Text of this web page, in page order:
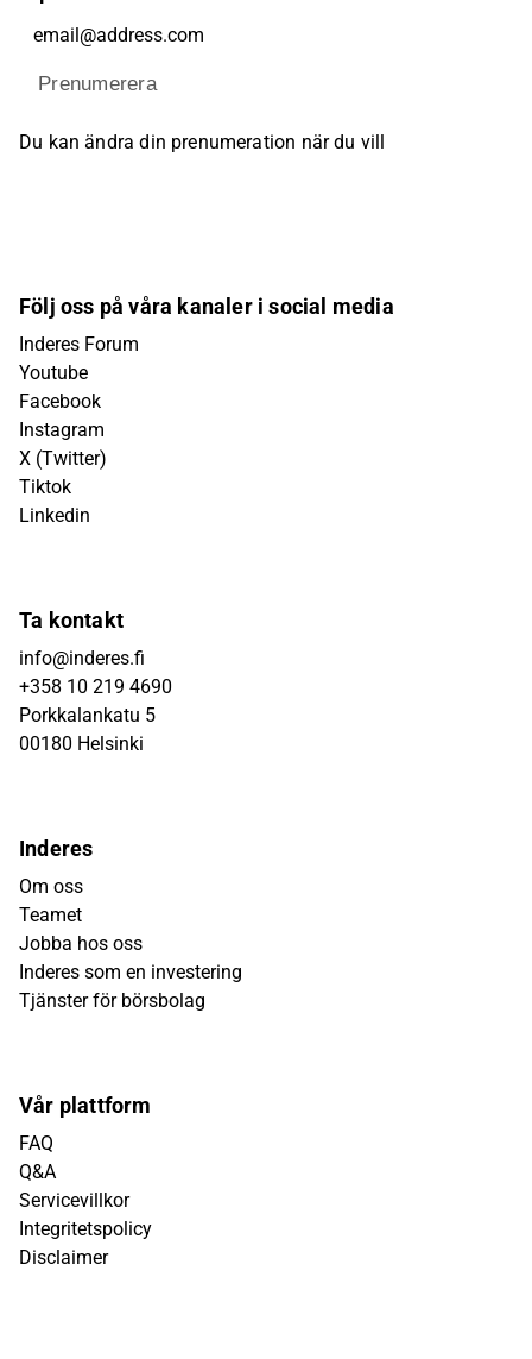
Prenumerera
Du kan ändra din prenumeration när du vill
Följ oss på våra kanaler i social media
Inderes Forum
Youtube
Facebook
Instagram
X (Twitter)
Tiktok
Linkedin
Ta kontakt
info@inderes.fi
+358 10 219 4690
Porkkalankatu 5
00180 Helsinki
Inderes
Om oss
Teamet
Jobba hos oss
Inderes som en investering
Tjänster för börsbolag
Vår plattform
FAQ
Q&A
Servicevillkor
Integritetspolicy
Disclaimer